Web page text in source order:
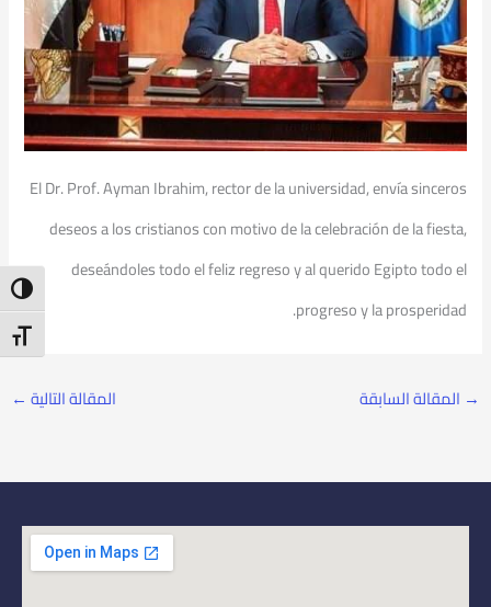
El Dr. Prof. Ayman Ibrahim, rector de la universidad, envía sinceros
deseos a los cristianos con motivo de la celebración de la fiesta,
deseándoles todo el feliz regreso y al querido Egipto todo el
progreso y la prosperidad.
→ المقالة السابقة المقالة التالية ←